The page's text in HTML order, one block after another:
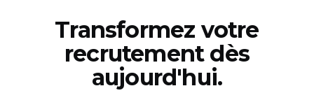
Transformez votre
recrutement dès
aujourd'hui.